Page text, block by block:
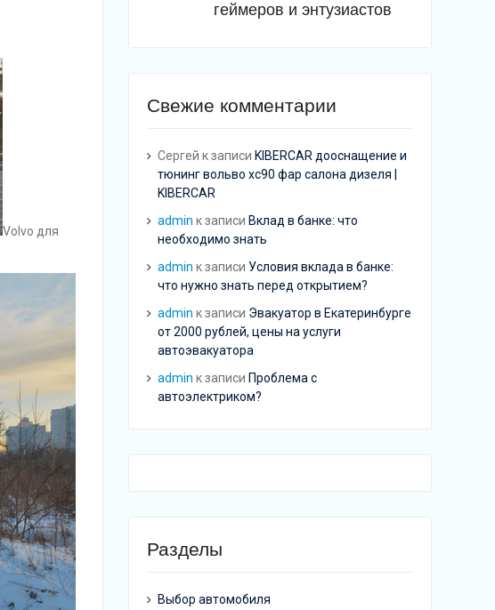
Volvo для
геймеров и энтузиастов
Свежие комментарии
Сергей к записи KIBERCAR дооснащение и
тюнинг вольво хс90 фар салона дизеля |
KIBERCAR
admin к записи Вклад в банке: что
необходимо знать
admin к записи Условия вклада в банке:
что нужно знать перед открытием?
admin к записи Эвакуатор в Екатеринбурге
от 2000 рублей, цены на услуги
автоэвакуатора
admin к записи Проблема с
автоэлектриком?
Разделы
Выбор автомобиля